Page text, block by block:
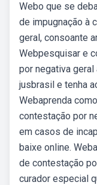
Webo que se
de impugnação à
geral, consoante
Webpesquisar e
por negativa
jusbrasil e tenha
Webaprenda
contestação por
em casos de
baixe online.
de contestação
curador especial